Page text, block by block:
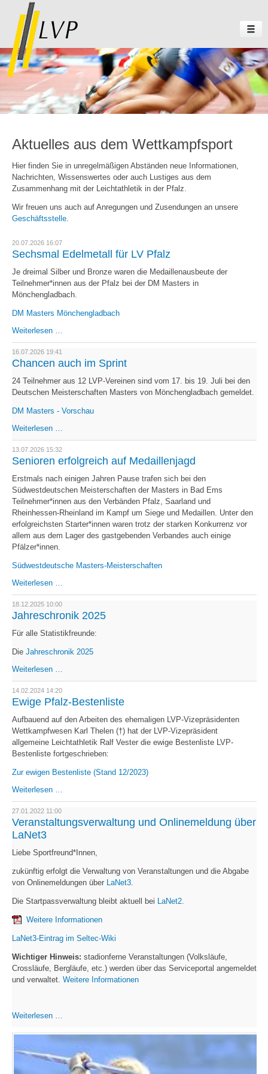
Aktuelles aus dem Wettkampfsport
Hier finden Sie in unregelmäßigen Abständen neue Informationen,
Nachrichten, Wissenswertes oder auch Lustiges aus dem
Zusammenhang mit der Leichtathletik in der Pfalz.
Wir freuen uns auch auf Anregungen und Zusendungen an unsere
Geschäftsstelle.
20.07.2026 16:07
Sechsmal Edelmetall für LV Pfalz
Je dreimal Silber und Bronze waren die Medaillenausbeute der
Teilnehmer*innen aus der Pfalz bei der DM Masters in
Mönchengladbach.
DM Masters Mönchengladbach
Weiterlesen …
LV
Pfalz
16.07.2026 19:41
Chancen auch im Sprint
24 Teilnehmer aus 12 LVP-Vereinen sind vom 17. bis 19. Juli bei den
Deutschen Meisterschaften Masters von Mönchengladbach gemeldet.
DM Masters - Vorschau
Weiterlesen …
im
Sprint
13.07.2026 15:32
Senioren erfolgreich auf Medaillenjagd
Erstmals nach einigen Jahren Pause trafen sich bei den
Südwestdeutschen Meisterschaften der Masters in Bad Ems
Teilnehmer*innen aus den Verbänden Pfalz, Saarland und
Rheinhessen-Rheinland im Kampf um Siege und Medaillen. Unter den
erfolgreichsten Starter*innen waren trotz der starken Konkurrenz vor
allem aus dem Lager des gastgebenden Verbandes auch einige
Pfälzer*innen.
Südwestdeutsche Masters-Meisterschaften
Weiterlesen …
auf
Medaillenjagd
18.12.2025 10:00
Jahreschronik 2025
Für alle Statistikfreunde:
Die Jahreschronik 2025
Weiterlesen …
14.02.2024 14:20
Ewige Pfalz-Bestenliste
Aufbauend auf den Arbeiten des ehemaligen LVP-Vizepräsidenten
Wettkampfwesen Karl Thelen (†) hat der LVP-Vizepräsident
allgemeine Leichtathletik Ralf Vester die ewige Bestenliste LVP-
Bestenliste fortgeschrieben:
Zur ewigen Bestenliste (Stand 12/2023)
Weiterlesen …
27.01.2022 11:00
Veranstaltungsverwaltung und Onlinemeldung über
LaNet3
Liebe Sportfreund*Innen,
zukünftig erfolgt die Verwaltung von Veranstaltungen und die Abgabe
von Onlinemeldungen über LaNet3.
Die Startpassverwaltung bleibt aktuell bei LaNet2.
Weitere Informationen
LaNet3-Eintrag im Seltec-Wiki
Wichtiger Hinweis: stadionferne Veranstaltungen (Volksläufe,
Crossläufe, Bergläufe, etc.) werden über das Serviceportal angemeldet
und verwaltet. Weitere Informationen
Weiterlesen …
Onlinemeldung
über
LaNet3